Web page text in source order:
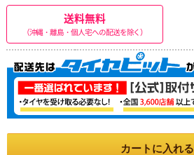
送料無料
（沖縄・離島・個人宅への配送を除く）
カートに入れる